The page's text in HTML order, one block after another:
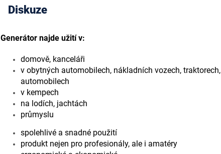
Diskuze
Generátor najde užití v:
domově, kanceláři
v obytných automobilech, nákladních vozech, traktorech,
automobilech
v kempech
na lodích, jachtách
průmyslu
spolehlivé a snadné použití
produkt nejen pro profesionály, ale i amatéry